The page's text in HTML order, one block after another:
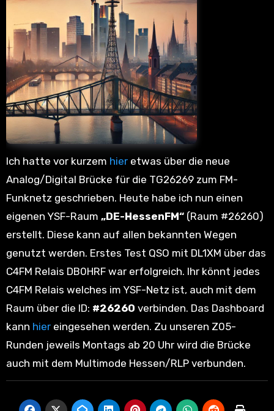
Ich hatte vor kurzem hieretwas über die neue
Analog/Digital Brücke für die TG26269 zum FM-
Funknetz geschrieben. Heute habe ich nun einen
eigenen YSF-Raum „DE-HessenFM“(Raum #26260)
erstellt. Diese kann auf allen bekannten Wegen
genutzt werden. Erstes Test QSO mit DL1XM über das
C4FM Relais DB0HRF war erfolgreich. Ihr könnt jedes
C4FM Relais welches im YSF-Netz ist, auch mit dem
Raum über die ID: #26260 verbinden. Das Dashboard
kann hiereingesehen werden. Zu unseren Z05-
Runden jeweils Montags ab 20 Uhr wird die Brücke
auch mit dem Multimode Hessen/RLP verbunden.